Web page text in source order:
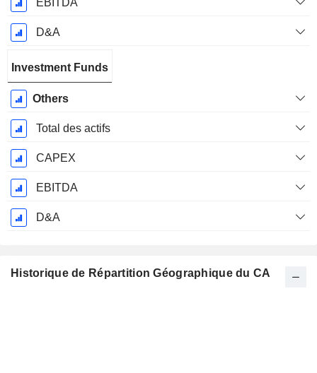
EBITDA
D&A
Investment Funds
Others
Total des actifs
CAPEX
EBITDA
D&A
Historique de Répartition Géographique du CA